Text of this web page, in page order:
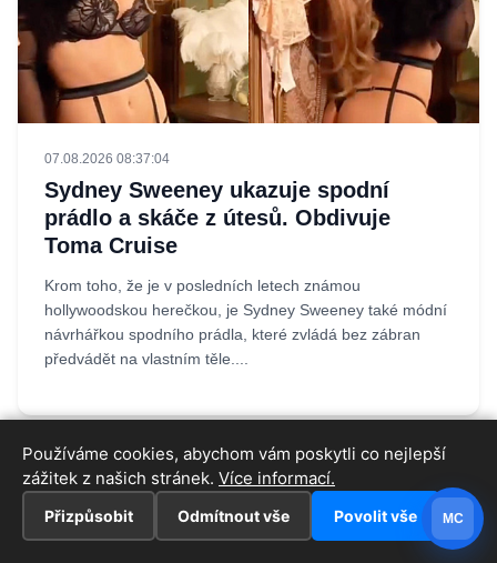
07.08.2026 08:37:04
Sydney Sweeney ukazuje spodní
prádlo a skáče z útesů. Obdivuje
Toma Cruise
Krom toho, že je v posledních letech známou
hollywoodskou herečkou, je Sydney Sweeney také módní
návrhářkou spodního prádla, které zvládá bez zábran
předvádět na vlastním těle....
Používáme cookies, abychom vám poskytli co nejlepší
zážitek z našich stránek. Více informací.
Přizpůsobit Odmítnout vše Povolit vše MC